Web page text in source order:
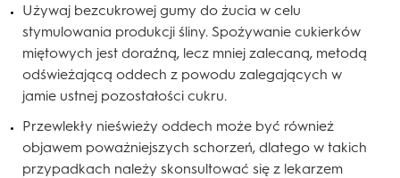
Używaj bezcukrowej gumy do żucia w celu
stymulowania produkcji śliny. Spożywanie cukierków
miętowych jest doraźną, lecz mniej zalecaną, metodą
odświeżającą oddech z powodu zalegających w
jamie ustnej pozostałości cukru.
Przewlekły nieświeży oddech może być również
objawem poważniejszych schorzeń, dlatego w takich
przypadkach należy skonsultować się z lekarzem